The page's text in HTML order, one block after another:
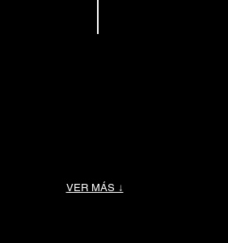
VER MÁS ↓